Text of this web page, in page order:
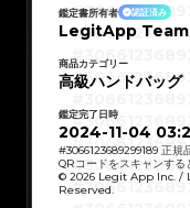
鑑定書所有者 認証済み
LegitApp Team
商品カテゴリー
高級ハンドバッグ
鑑定完了日時
2024-11-04
#3066123689299189 正規
QRコードをスキャンする
© 2026 Legit App Inc.
Reserved.